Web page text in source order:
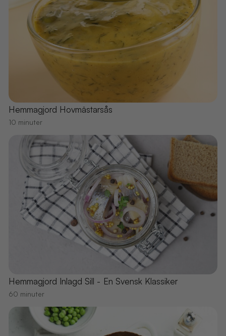
Hemmagjord Hovmästarsås
10 minuter
Hemmagjord Inlagd Sill - En Svensk Klassiker
60 minuter